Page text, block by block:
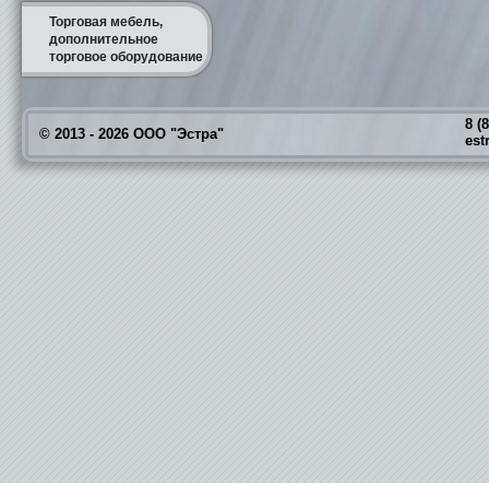
Торговая мебель,
дополнительное
торговое оборудование
© 2013 - 2026 ООО "Эстра"
8